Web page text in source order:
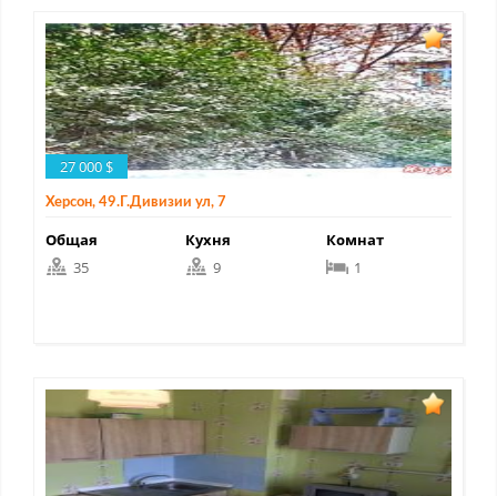
27 000 $
Херсон, 49.Г.Дивизии ул, 7
Общая
35
Кухня
9
Комнат
1